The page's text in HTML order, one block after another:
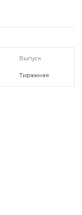
Выпуск
Тиражная